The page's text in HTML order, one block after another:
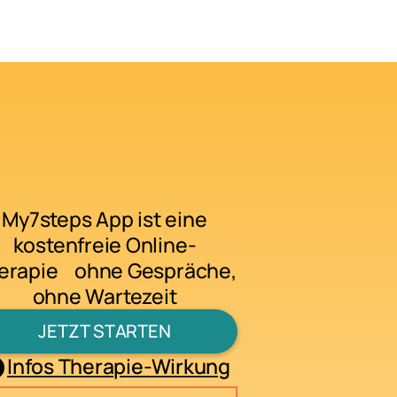
My7steps App ist eine
kostenfreie Online-
ohne Gespräche,
ohne Wartezeit
JETZT STARTEN
Infos Therapie-Wirkung